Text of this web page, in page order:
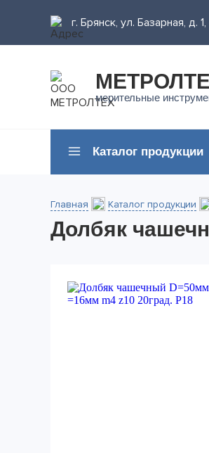
г. Брянск, ул. Базарная, д.
мерительные
Каталог продукции
Главная Каталог продукции
Долбяк